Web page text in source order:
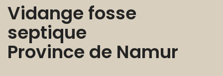
Vidange fosse
septique
Province de Namur